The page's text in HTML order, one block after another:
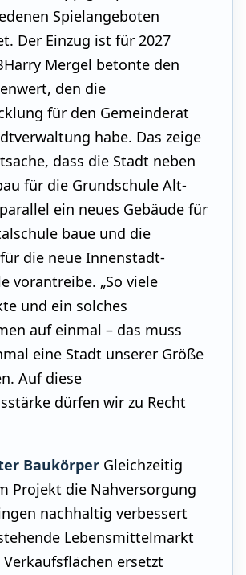
Spielangeboten
Der Einzug ist für 2027
Mergel betonte den
den die
für den Gemeinderat
habe. Das zeige
dass die Stadt neben
für die Grundschule Alt-
ein neues Gebäude für
baue und die
die neue Innenstadt-
vorantreibe. „So viele
und ein solches
auf einmal – das muss
eine Stadt unserer Größe
Auf diese
dürfen wir zu Recht
Baukörper Gleichzeitig
Projekt die Nahversorgung
nachhaltig verbessert
Lebensmittelmarkt
ersetzt